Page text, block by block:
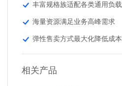
丰富规格族适配各类通用负载
海量资源满足业务高峰需求
弹性售卖方式最大化降低成本
相关产品